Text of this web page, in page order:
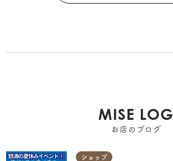
MISE LOG
お店のブログ
ショップ